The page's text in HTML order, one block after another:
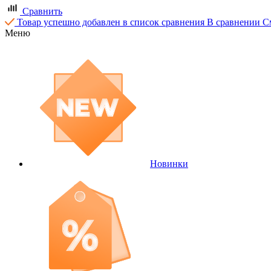
Сравнить
Товар успешно добавлен в список сравнения В сравнении
Меню
Новинки